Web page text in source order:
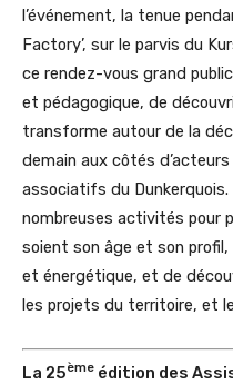
l’événement, la tenue
Factory’, sur le parvis du
ce rendez-vous grand
et pédagogique, de
transforme autour de la
demain aux côtés
associatifs du
nombreuses activités pour
soient son âge et son
et énergétique, et de
les projets du territoire, et
La 25ème édition des